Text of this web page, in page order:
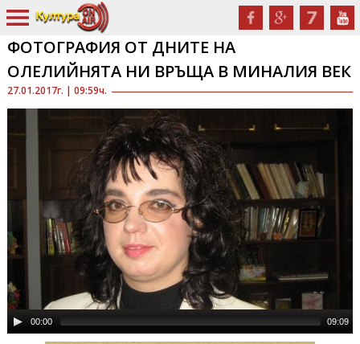
27.01.2017г. | 09:59ч.
ФОТОГРАФИЯ ОТ ДНИТЕ НА
ОЛЕЛИЙНЯТА НИ ВРЪЩА В МИНАЛИЯ ВЕК
00:00 09:09